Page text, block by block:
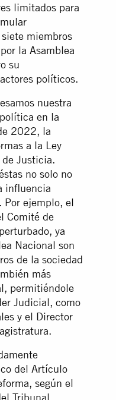
limitados para
miembros
la Asamblea
su
políticos.
nuestra
en la
2022, la
a la Ley
Justicia.
no solo no
influencia
Por ejemplo, el
Comité de
ya
Nacional son
de la sociedad
más
permitiéndole
Judicial, como
y el Director
del Artículo
según el
Tribunal